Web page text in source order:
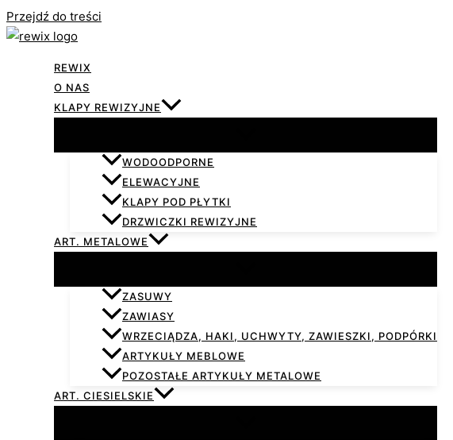
Przejdź do treści
REWIX
O NAS
KLAPY REWIZYJNE
WODOODPORNE
ELEWACYJNE
KLAPY POD PŁYTKI
DRZWICZKI REWIZYJNE
ART. METALOWE
ZASUWY
ZAWIASY
WRZECIĄDZA, HAKI, UCHWYTY, ZAWIESZKI, PODPÓRKI
ARTYKUŁY MEBLOWE
POZOSTAŁE ARTYKUŁY METALOWE
ART. CIESIELSKIE